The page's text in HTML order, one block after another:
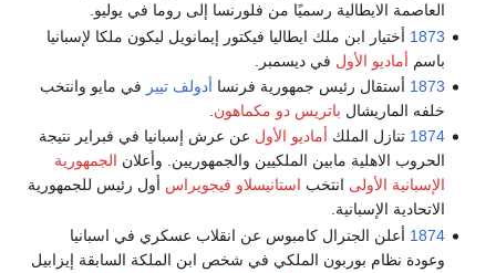
العاصمة الايطالية رسميًا من فلورنسا إلى روما في يوليو.
1873 أختيار ابن ملك ايطاليا فيكتور إيمانويل ليكون ملكا لإسبانيا
باسم أماديو الأول في ديسمبر.
1873 أستقال رئيس جمهورية فرنسا أدولف تيير في مايو وانتخب
خلفه الماريشال باتريس دو مكماهون
1874 تنازل الملك أماديو الأول عن عرش إسبانيا في فبراير نتيجة
الحروب الاهلية مابين الملكيين والجمهوريين. وأعلان الجمهورية
الإسبانية الأولى انتخب استانيسلاو فيجويراس أول رئيس للجمهورية
الاتحادية الإسبانية.
1874 أعلن الجنرال كامبوس عن انقلاب عسكري في اسبانيا
وعودة نظام بوربون الملكي في شخص ابن الملكة السابقة إيزابيل